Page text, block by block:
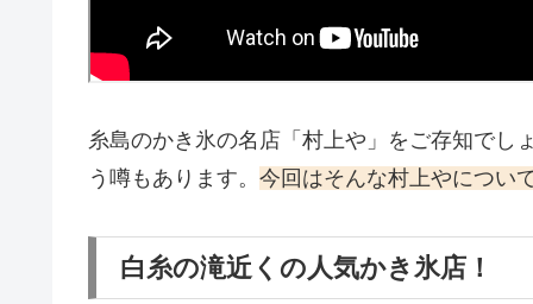
糸島のかき氷の名店「村上や」をご存知でし
う噂もあります。 今回はそんな村上やについ
白糸の滝近くの人気かき氷店！